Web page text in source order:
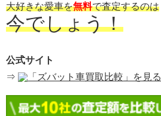
大好きな愛車を無料で査定するのは
今でしょう！
公式サイト
⇒
「ズバット車買取比較」を見る